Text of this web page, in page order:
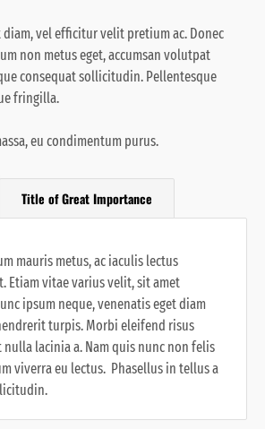
vel efficitur velit pretium ac. Donec
non metus eget, accumsan volutpat
consequat sollicitudin. Pellentesque
fringilla.
, eu condimentum purus.
Title of Great Importance
mauris metus, ac iaculis lectus
Etiam vitae varius velit, sit amet
ipsum neque, venenatis eget diam
turpis. Morbi eleifend risus
nulla lacinia a. Nam quis nunc non felis
viverra eu lectus. Phasellus in tellus a